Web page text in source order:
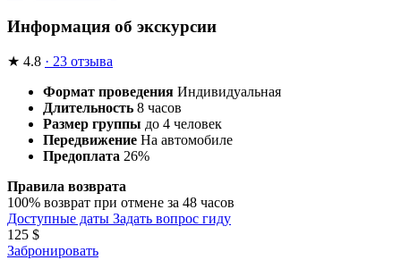
Информация об экскурсии
★ 4.8 · 23 отзыва
Формат проведения Индивидуальная
Длительность 8 часов
Размер группы до 4 человек
Передвижение На автомобиле
Предоплата 26%
Правила возврата
100% возврат при отмене за 48 часов
Доступные даты Задать вопрос гиду
125 $
Забронировать